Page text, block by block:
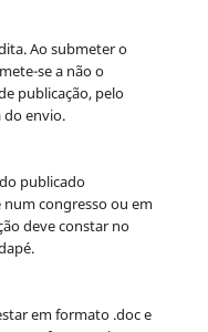
Ao submeter o
se a não o
publicação, pelo
do envio.
publi­cado
congresso ou em
deve constar no
em formato .doc e